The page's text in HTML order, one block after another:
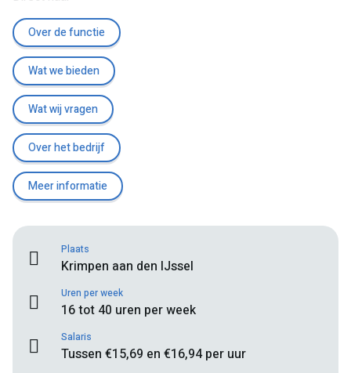
Over de functie
Wat we bieden
Wat wij vragen
Over het bedrijf
Meer informatie
Plaats
Krimpen aan den IJssel
Uren per week
16 tot 40 uren per week
Salaris
Tussen €15,69 en €16,94 per uur